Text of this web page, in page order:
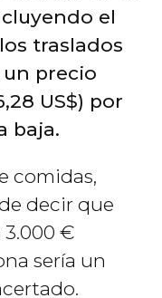
el
traslados
precio
US$) por
baja.
comidas,
decir que
3.000 €
sería un